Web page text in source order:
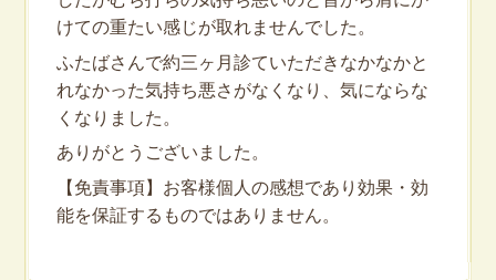
けての重たい感じが取れませんでした。
ふたばさんで約三ヶ月診ていただきなかなかと
れなかった気持ち悪さがなくなり、気にならな
くなりました。
ありがとうございました。
【免責事項】お客様個人の感想であり効果・効
能を保証するものではありません。